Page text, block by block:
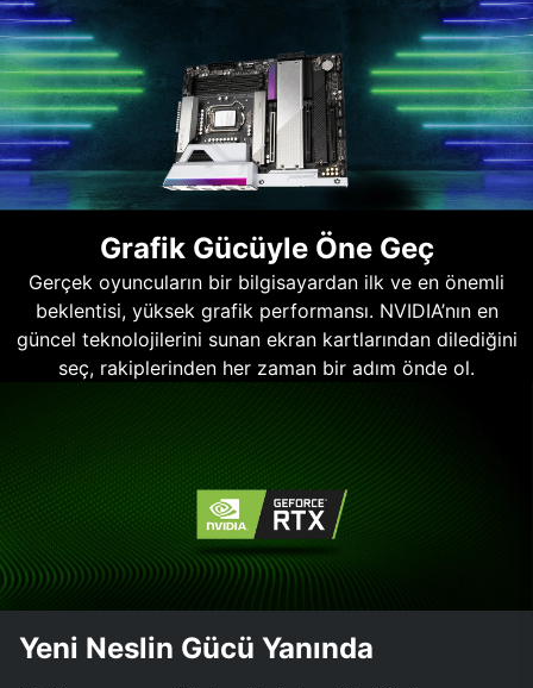
Grafik Gücüyle Öne Geç
Gerçek oyuncuların bir bilgisayardan ilk ve en önemli
beklentisi, yüksek grafik performansı. NVIDIA’nın en
güncel teknolojilerini sunan ekran kartlarından dilediğini
seç, rakiplerinden her zaman bir adım önde ol.
Yeni Neslin Gücü Yanında